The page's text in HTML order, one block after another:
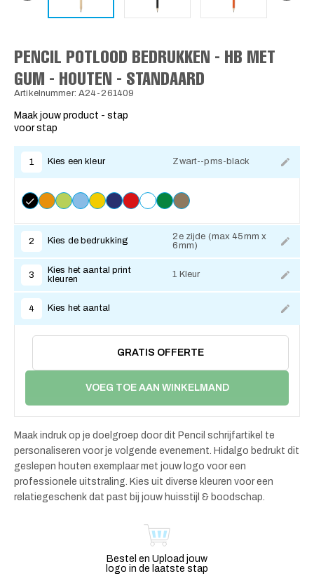
PENCIL POTLOOD BEDRUKKEN - HB MET
GUM - HOUTEN - STANDAARD
Artikelnummer: A24-261409
Maak jouw product - stap
voor stap
1 Kies een kleur Zwart--pms-black
2 Kies de bedrukking
2e zijde (max 45mm x
6mm)
3
Kies het aantal print
kleuren
1 Kleur
4 Kies het aantal
GRATIS OFFERTE
VOEG TOE AAN WINKELMAND
Maak indruk op je doelgroep door dit Pencil schrijfartikel te
personaliseren voor je volgende evenement. Hidalgo bedrukt dit
geslepen houten exemplaar met jouw logo voor een
professionele uitstraling. Kies uit diverse kleuren voor een
relatiegeschenk dat past bij jouw huisstijl & boodschap.
Bestel en Upload jouw
logo in de laatste stap